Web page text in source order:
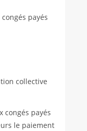
payés
collective
congés payés
le paiement